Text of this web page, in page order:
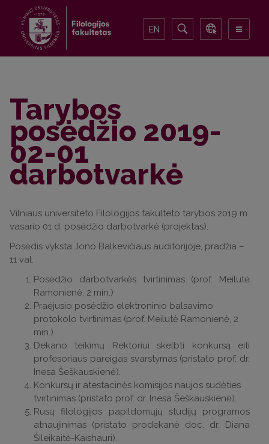
EN
Tarybos
posėdžio 2019-
02-01
darbotvarkė
Vilniaus universiteto Filologijos fakulteto tarybos 2019 m.
vasario 01 d. posėdžio darbotvarkė (projektas).
Posėdis vyksta Jono Balkevičiaus auditorijoje, pradžia –
11 val.
Posėdžio darbotvarkės tvirtinimas (prof. Meilutė
Ramonienė, 2 min.)
Praėjusio posėdžio elektroninio balsavimo
protokolo tvirtinimas (prof. Meilutė Ramonienė, 2
min.).
Dekano teikimų Rektoriui skelbti konkursą eiti
profesoriaus pareigas svarstymas (pristato prof. dr.
Inesa Šeškauskienė).
Konkursų ir atestacinės komisijos naujos sudėties
tvirtinimas (pristato prof. dr. Inesa Šeškauskienė).
Rusų filologijos papildomųjų studijų programos
atnaujinimas (pristato prodekanė doc. dr. Diana
Šileikaitė-Kaishauri).